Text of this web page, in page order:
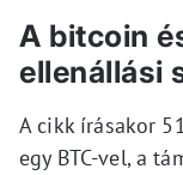
A bitcoin
ellenállási
A cikk írásakor
egy BTC-vel, a